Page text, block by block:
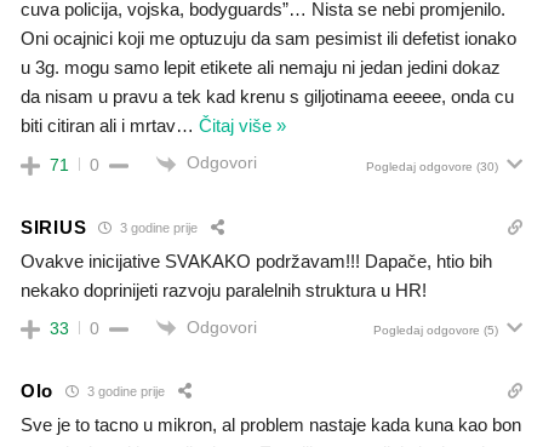
cuva policija, vojska, bodyguards”… Nista se nebi promjenilo.
Oni ocajnici koji me optuzuju da sam pesimist ili defetist ionako
u 3g. mogu samo lepit etikete ali nemaju ni jedan jedini dokaz
da nisam u pravu a tek kad krenu s giljotinama eeeee, onda cu
biti citiran ali i mrtav… Čitaj više »
71 0 Odgovori Pogledaj odgovore (30)
SIRIUS 3 godine prije
Ovakve inicijative SVAKAKO podržavam!!! Dapače, htio bih
nekako doprinijeti razvoju paralelnih struktura u HR!
33 0 Odgovori Pogledaj odgovore (5)
Olo 3 godine prije
Sve je to tacno u mikron, al problem nastaje kada kuna kao bon